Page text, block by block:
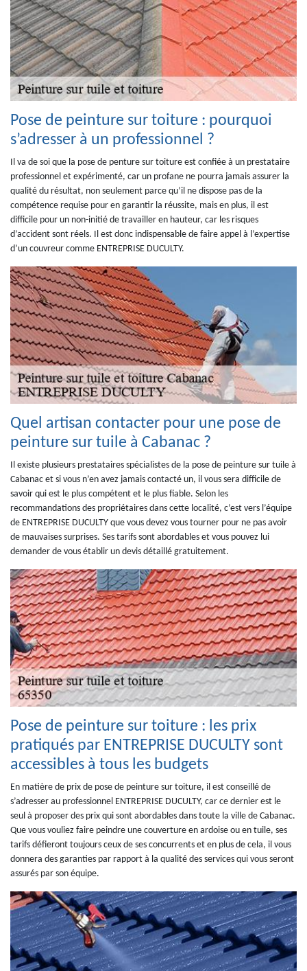
Pose de peinture sur toiture : pourquoi
s’adresser à un professionnel ?
Il va de soi que la pose de penture sur toiture est confiée à un prestataire
professionnel et expérimenté, car un profane ne pourra jamais assurer la
qualité du résultat, non seulement parce qu’il ne dispose pas de la
compétence requise pour en garantir la réussite, mais en plus, il est
difficile pour un non-initié de travailler en hauteur, car les risques
d’accident sont réels. Il est donc indispensable de faire appel à l’expertise
d’un couvreur comme ENTREPRISE DUCULTY.
Quel artisan contacter pour une pose de
peinture sur tuile à Cabanac ?
Il existe plusieurs prestataires spécialistes de la pose de peinture sur tuile à
Cabanac et si vous n’en avez jamais contacté un, il vous sera difficile de
savoir qui est le plus compétent et le plus fiable. Selon les
recommandations des propriétaires dans cette localité, c’est vers l’équipe
de ENTREPRISE DUCULTY que vous devez vous tourner pour ne pas avoir
de mauvaises surprises. Ses tarifs sont abordables et vous pouvez lui
demander de vous établir un devis détaillé gratuitement.
Pose de peinture sur toiture : les prix
pratiqués par ENTREPRISE DUCULTY sont
accessibles à tous les budgets
En matière de prix de pose de peinture sur toiture, il est conseillé de
s’adresser au professionnel ENTREPRISE DUCULTY, car ce dernier est le
seul à proposer des prix qui sont abordables dans toute la ville de Cabanac.
Que vous vouliez faire peindre une couverture en ardoise ou en tuile, ses
tarifs défieront toujours ceux de ses concurrents et en plus de cela, il vous
donnera des garanties par rapport à la qualité des services qui vous seront
assurés par son équipe.